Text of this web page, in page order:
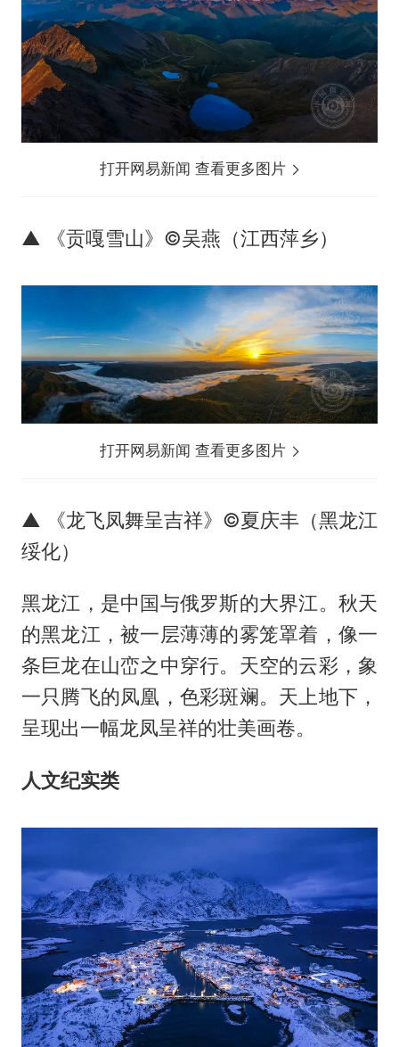
打开网易新闻 查看更多图片
▲ 《贡嘎雪山》©吴燕（江西萍乡）
打开网易新闻 查看更多图片
▲ 《龙飞凤舞呈吉祥》©夏庆丰（黑龙江
绥化）
黑龙江，是中国与俄罗斯的大界江。秋天
的黑龙江，被一层薄薄的雾笼罩着，像一
条巨龙在山峦之中穿行。天空的云彩，象
一只腾飞的凤凰，色彩斑斓。天上地下，
呈现出一幅龙凤呈祥的壮美画卷。
人文纪实类